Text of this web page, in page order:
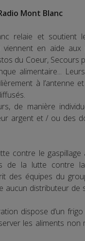
Mont Blanc
relaie et soutient
viennent en aide aux
du Coeur, Secours
alimentaire...
à l’antenne
de manière
argent et / ou des
contre le gaspillage
de la lutte contre
des équipes du
aucun distributeur de
dispose d’un
les aliments non